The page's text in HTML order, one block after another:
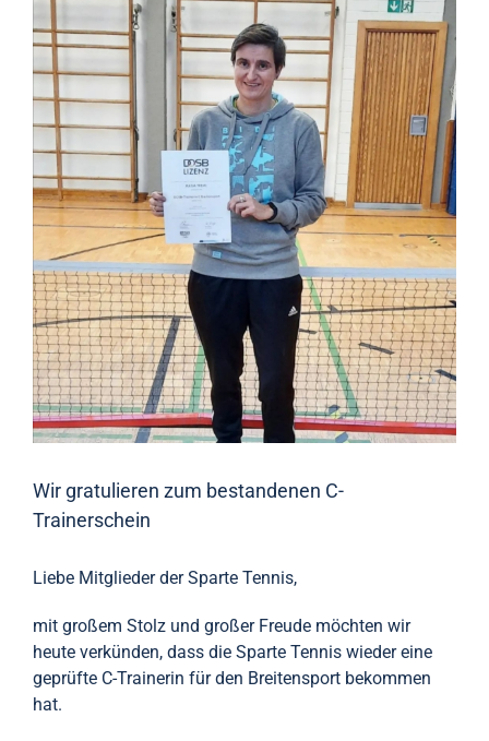
Wir gratulieren zum bestandenen C-
Trainerschein
Liebe Mitglieder der Sparte Tennis,
mit großem Stolz und großer Freude möchten wir
heute verkünden, dass die Sparte Tennis wieder eine
geprüfte C-Trainerin für den Breitensport bekommen
hat.